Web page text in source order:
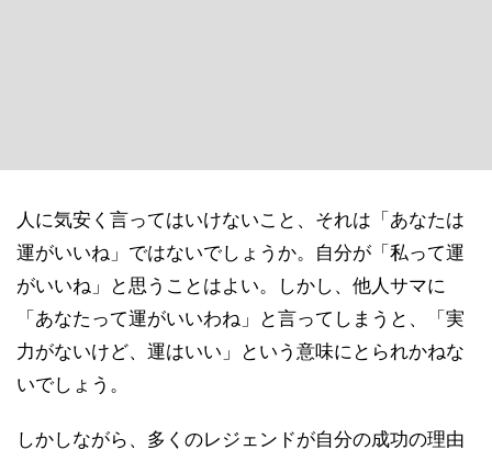
人に気安く言ってはいけないこと、それは「あなたは
運がいいね」ではないでしょうか。自分が「私って運
がいいね」と思うことはよい。しかし、他人サマに
「あなたって運がいいわね」と言ってしまうと、「実
力がないけど、運はいい」という意味にとられかねな
いでしょう。
しかしながら、多くのレジェンドが自分の成功の理由